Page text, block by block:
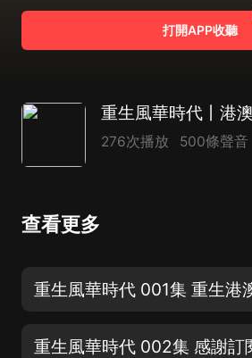
打開APP收聽
276次播放 500條聲音
查看更多
重生風華時代 001集 重生港
重生風華時代 002集 感謝訂